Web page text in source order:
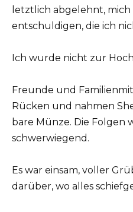
letztlich abgelehnt,
entschuldigen, die ich
Ich wurde nicht zur
Freunde und
Rücken und nahmen
bare Münze. Die Folgen
schwerwiegend.
Es war einsam, voller
darüber, wo alles